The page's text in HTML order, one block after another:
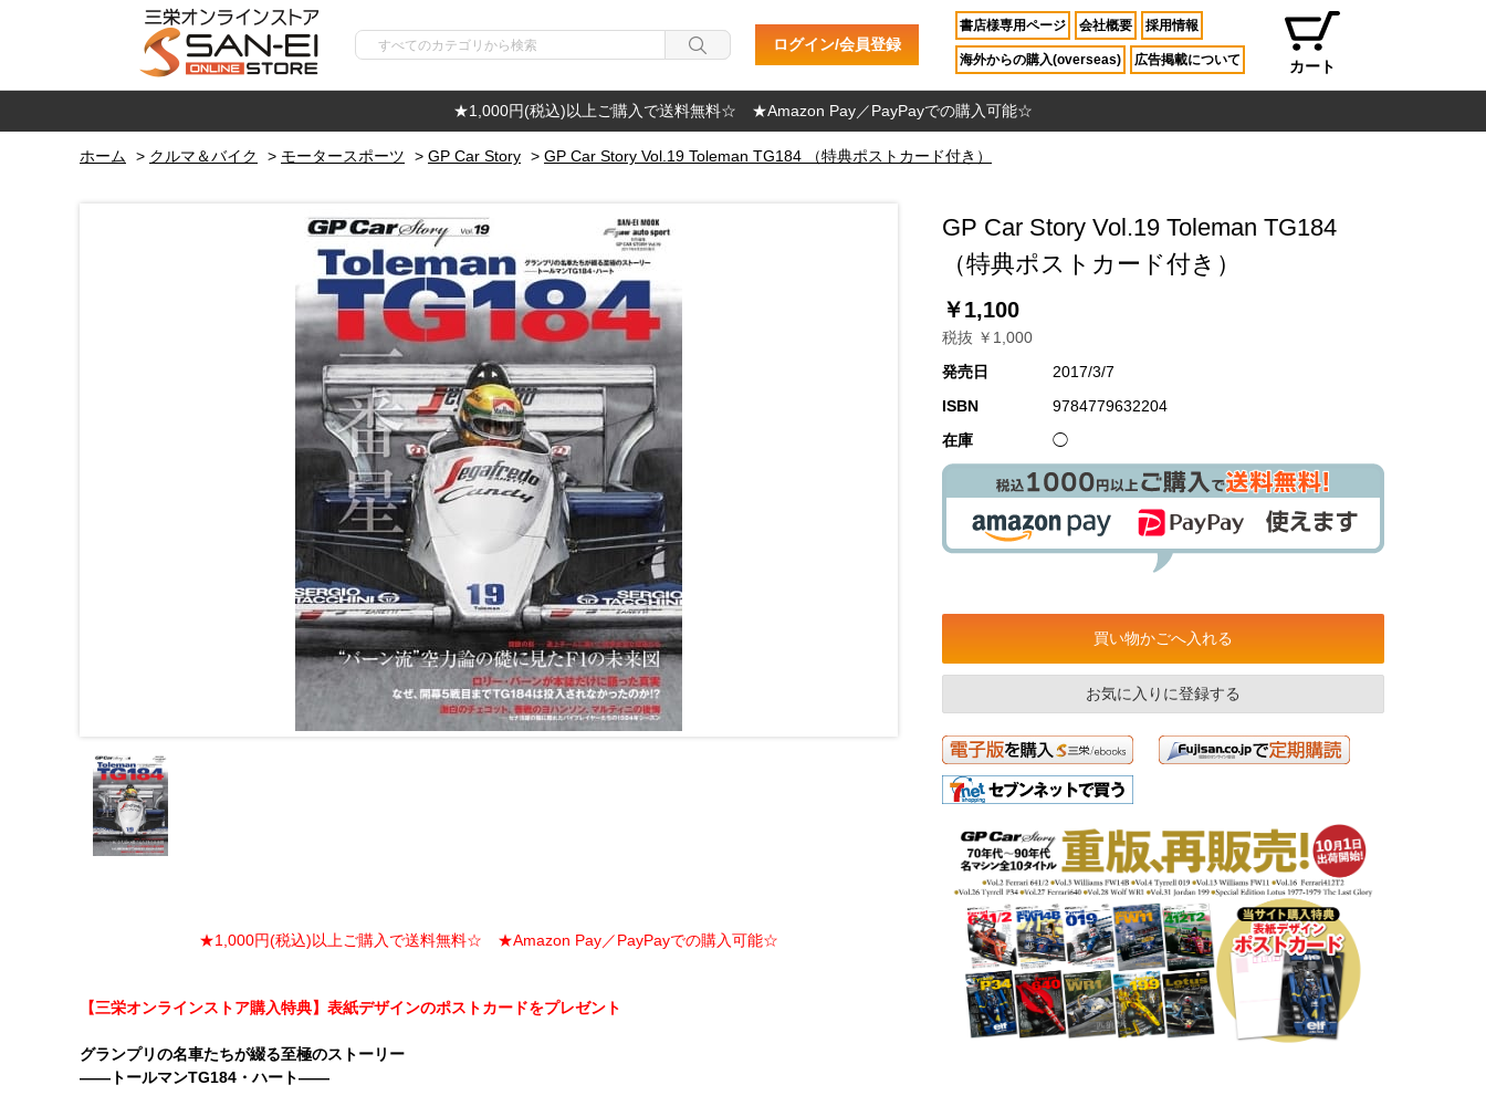
ログイン/会員登録
書店様専用ページ 会社概要 採用情報
海外からの購入(overseas) 広告掲載について カート
★1,000円(税込)以上ご購入で送料無料☆ ★Amazon Pay／PayPayでの購入可能☆
ホーム > クルマ＆バイク > モータースポーツ > GP Car Story > GP Car Story Vol.19 Toleman TG184 （特典ポストカード付き）
★1,000円(税込)以上ご購入で送料無料☆ ★Amazon Pay／PayPayでの購入可能☆
【三栄オンラインストア購入特典】表紙デザインのポストカードをプレゼント
グランプリの名車たちが綴る至極のストーリー
――トールマンTG184・ハート――
GP Car Story Vol.19 Toleman TG184
（特典ポストカード付き）
￥1,100
税抜 ￥1,000
発売日
2017/3/7
ISBN
9784779632204
在庫
◯
買い物かごへ入れる
お気に入りに登録する